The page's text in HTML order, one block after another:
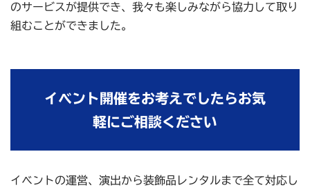
のサービスが提供でき、我々も楽しみながら協力して取り
組むことができました。
イベント開催をお考えでしたらお気
軽にご相談ください
イベントの運営、演出から装飾品レンタルまで全て対応し